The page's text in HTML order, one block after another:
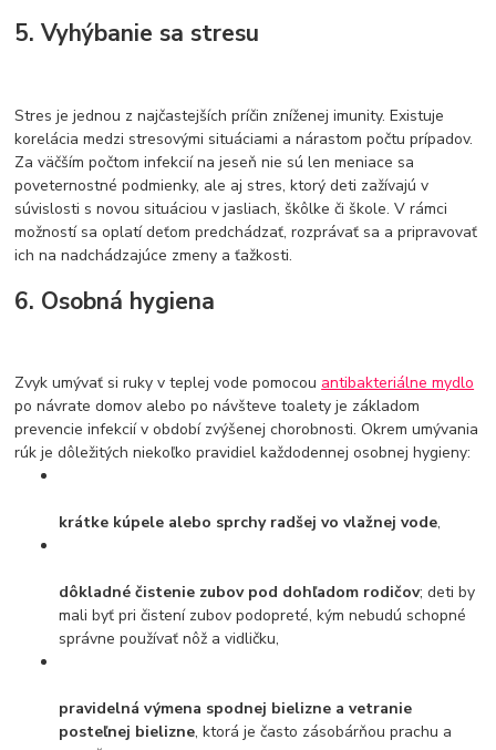
5. Vyhýbanie sa stresu
Stres je jednou z najčastejších príčin zníženej imunity. Existuje
korelácia medzi stresovými situáciami a nárastom počtu prípadov.
Za väčším počtom infekcií na jeseň nie sú len meniace sa
poveternostné podmienky, ale aj stres, ktorý deti zažívajú v
súvislosti s novou situáciou v jasliach, škôlke či škole. V rámci
možností sa oplatí deťom predchádzať, rozprávať sa a pripravovať
ich na nadchádzajúce zmeny a ťažkosti.
6. Osobná hygiena
Zvyk umývať si ruky v teplej vode pomocou antibakteriálne mydlo
po návrate domov alebo po návšteve toalety je základom
prevencie infekcií v období zvýšenej chorobnosti. Okrem umývania
rúk je dôležitých niekoľko pravidiel každodennej osobnej hygieny:
krátke kúpele alebo sprchy radšej vo vlažnej vode,
dôkladné čistenie zubov pod dohľadom rodičov; deti by
mali byť pri čistení zubov podopreté, kým nebudú schopné
správne používať nôž a vidličku,
pravidelná výmena spodnej bielizne a vetranie
posteľnej bielizne, ktorá je často zásobárňou prachu a